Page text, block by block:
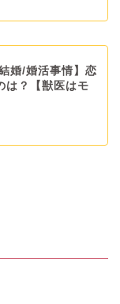
婚/婚活事情】恋
は？【獣医はモ